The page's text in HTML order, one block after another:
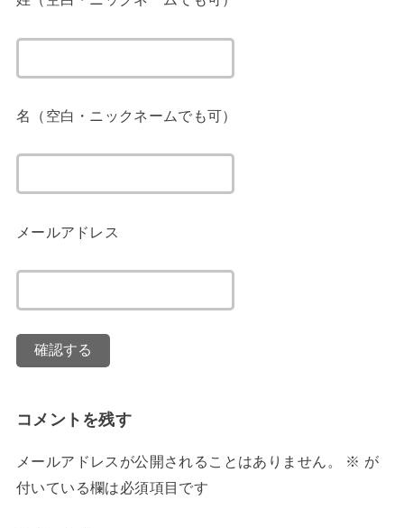
名（空白・ニックネームでも可）
メールアドレス
コメントを残す
メールアドレスが公開されることはありません。 ※ が
付いている欄は必須項目です